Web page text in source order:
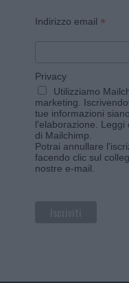
Indirizzo email *
Privacy
Utilizziamo
marketing.
tue informazioni
l'elaborazione. Leggi
di Mailchimp
Potrai annullare
facendo clic sul
nostre e-mail.